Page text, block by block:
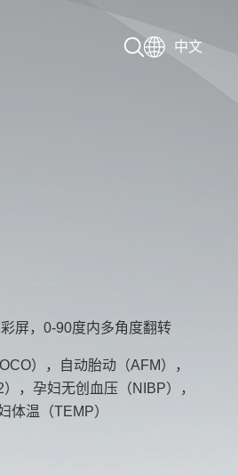
中文
屏，0-90度内多角度翻转
），自动胎动（AFM），
，孕妇无创血压（NIBP），
体温（TEMP）